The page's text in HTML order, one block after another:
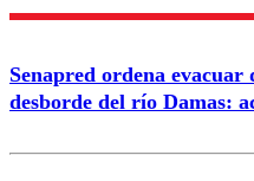
Senapred ordena evacuar
desborde del río Damas: